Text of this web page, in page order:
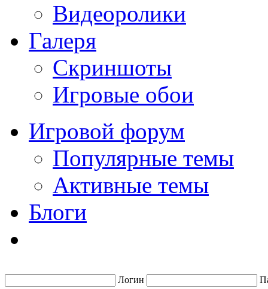
Видеоролики
Галеря
Скриншоты
Игровые обои
Игровой форум
Популярные темы
Активные темы
Блоги
Логин